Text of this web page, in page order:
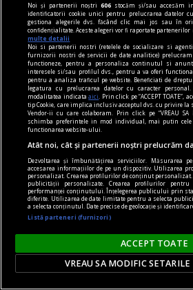
dalí
Viziunea suprarealistă a lumii
Ne aflăm pe versantul opus
Intrăm în ținutul somnului, al
zona de umbră a vieții.
Noi și partenerii noștri606 stocăm și/sau accesăm
identificatorii cookie unici pentru prelucrarea datelor
gestiona alegerile dvs. făcând clic mai jos sau în
confidențialitate. Aceste alegeri vor fi raportate partenerilor
multe detalii
Noi si partenerii nostri (retelele de socializare si
furnizorii nostri de servicii de date analitice)
functioneze, pentru a personaliza continutul si
interesele si/sau profilul dvs., pentru a va oferi
pentru a analiza traficul pe website. Beneficiati de
legatura cu prelucrarea datelor cu caracter
modalitatea indicataaici
. Prin click pe “ACCEPT
tip Cookie, care implica inclusiv acceptul dvs. cu privire la
Vendor-ii cu care colaboram. Prin click pe “VREAU SA
schimba preferintele in mod individual, mai putin cele
functionarea website-ului.
Atât noi, cât și partenerii noștri prelucrăm
Dezvoltarea și îmbunătățirea serviciilor. Măsurarea
accesarea informațiilor de pe un dispozitiv. Utilizarea
personalizat. Crearea profilurilor de conținut
publicității personalizate. Crearea profilurilor pentru
performanței conținutului. Înțelegerea publicului prin
diferite. Utilizarea de date limitate pentru a selecta
a selecta conținutul. Date precise de geolocație și
Listă parteneri (furnizori)
ACCEPT TOATE
VREAU SA MODIFIC